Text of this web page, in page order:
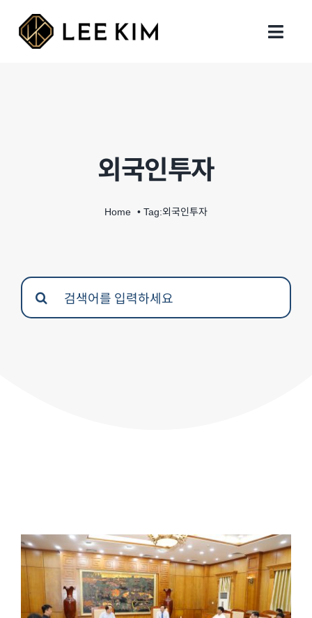
content
지원 업무
세무회계
지사 및 연락처
외국인투자
Home Tag:외국인투자
Search
for: